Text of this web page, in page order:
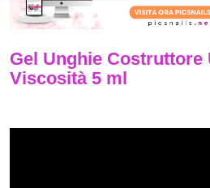
Gel Unghie Costruttore
Viscosità 5 ml